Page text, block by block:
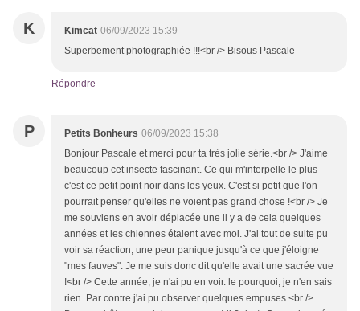
K Kimcat 06/09/2023 15:39
Superbement photographiée !!!<br /> Bisous Pascale
Répondre
P Petits Bonheurs 06/09/2023 15:38
Bonjour Pascale et merci pour ta très jolie série.<br /> J'aime
beaucoup cet insecte fascinant. Ce qui m'interpelle le plus
c'est ce petit point noir dans les yeux. C'est si petit que l'on
pourrait penser qu'elles ne voient pas grand chose !<br /> Je
me souviens en avoir déplacée une il y a de cela quelques
années et les chiennes étaient avec moi. J'ai tout de suite pu
voir sa réaction, une peur panique jusqu'à ce que j'éloigne
"mes fauves". Je me suis donc dit qu'elle avait une sacrée vue
!<br /> Cette année, je n'ai pu en voir. le pourquoi, je n'en sais
rien. Par contre j'ai pu observer quelques empuses.<br />